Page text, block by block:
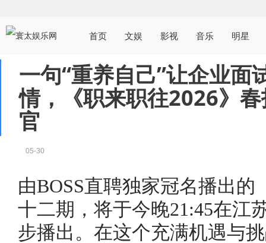
首页 文娱 影视 音乐 明星
一句“重养自己”让企业面
情，《职来职往2026》
官
05-30
由BOSS直聘独家冠名播出的
十二期，将于今晚21:45在江
步播出。在这个充满机遇与